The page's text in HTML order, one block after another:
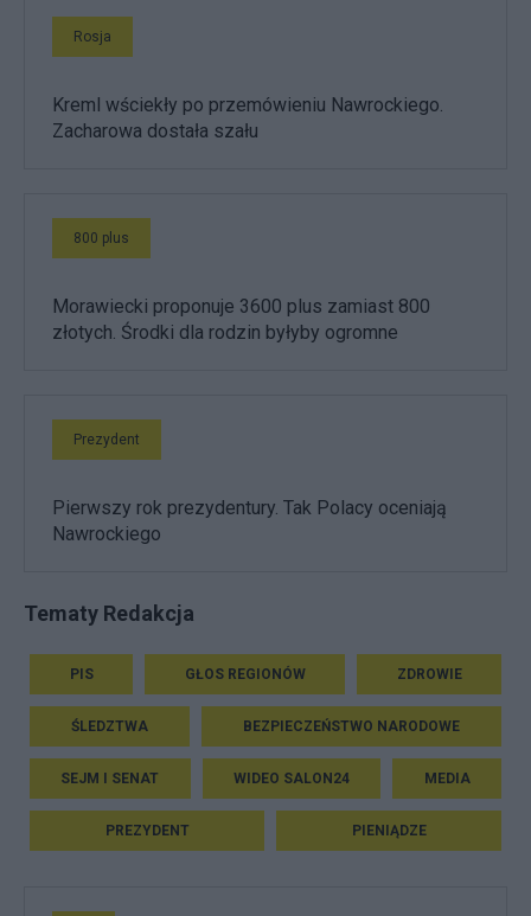
Rosja
Kreml wściekły po przemówieniu Nawrockiego.
Zacharowa dostała szału
800 plus
Morawiecki proponuje 3600 plus zamiast 800
złotych. Środki dla rodzin byłyby ogromne
Prezydent
Pierwszy rok prezydentury. Tak Polacy oceniają
Nawrockiego
Tematy Redakcja
PIS GŁOS REGIONÓW ZDROWIE
ŚLEDZTWA BEZPIECZEŃSTWO NARODOWE
SEJM I SENAT WIDEO SALON24 MEDIA
PREZYDENT PIENIĄDZE